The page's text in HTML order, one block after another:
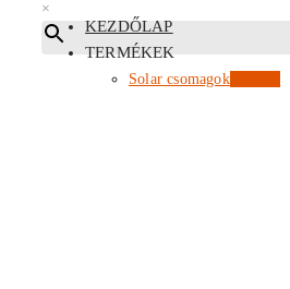
×
KEZDŐLAP
TERMÉKEK
Solar csomagokKiemelt